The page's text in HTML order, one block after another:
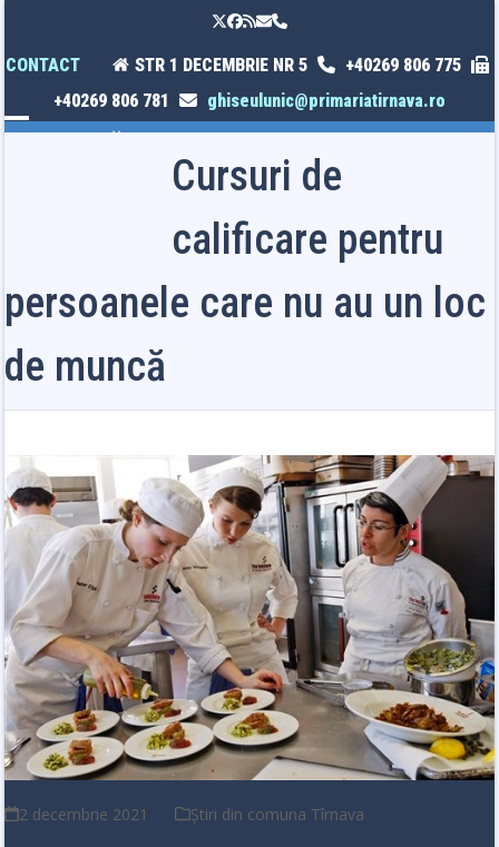
content
Twitter
Facebook
RSSEmailPhone
CONTACT
STR 1 DECEMBRIE NR 5
+40269 806 775
+40269 806 781
ghiseulunic@primariatirnava.ro
Open
Close
Cursuri de
calificare pentru
persoanele care nu au un loc
de muncă
2 decembrie 2021 Știri din comuna Tîrnava